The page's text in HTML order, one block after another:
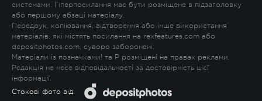
системами. Гіперпосилання має бути розміщене в підзаголовку
або першому абзаці матеріалу.
Передрук, копіювання, відтворення або інше використання
матеріалів, які містять посилання на rexfeatures.com або
depositphotos.com, суворо заборонені.
Матеріали із позначками! та P розміщені на правах реклами.
Редакція не несе відповідальності за достовірність цієї
інформації.
Стокові фото від: